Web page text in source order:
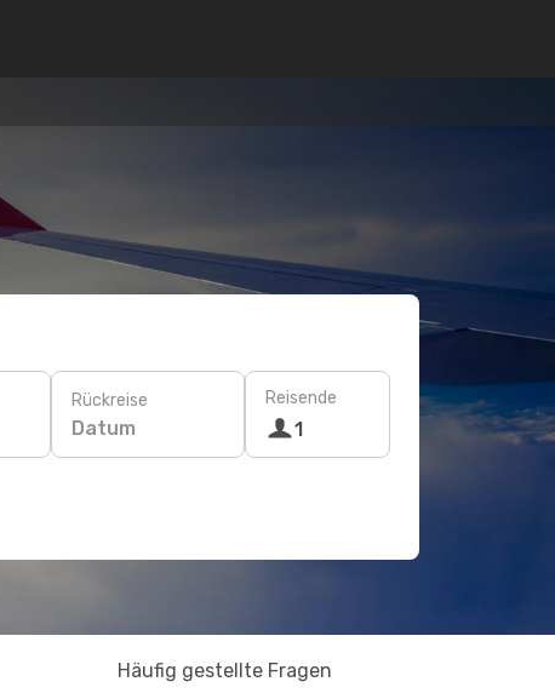
Rückreise
Datum
Reisende
1
Häufig gestellte Fragen